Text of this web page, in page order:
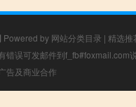
Powered by 网站分类目录 | 精选推
错误可发邮件到f_fb#foxmail.com
告及商业合作